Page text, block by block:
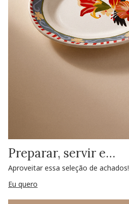
Preparar, servir e…
Aproveitar essa seleção de achados!
Eu quero